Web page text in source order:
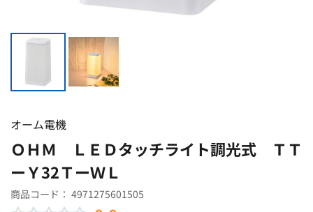
オーム電機
ＯＨＭ ＬＥＤタッチライト調光式 ＴＴ
ーＹ32ＴーＷＬ
商品コード： 4971275601505